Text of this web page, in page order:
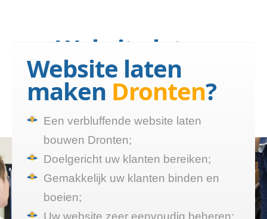
Website laten
bouwen Dronten?
Wij maken een website die
functioneert
Website laten
maken Dronten?
Een verbluffende website laten
bouwen Dronten;
Doelgericht uw klanten bereiken;
Gemakkelijk uw klanten binden en
boeien;
Uw website zeer eenvoudig beheren;